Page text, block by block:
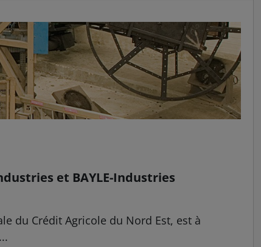
et BAYLE-Industries
du Crédit Agricole du Nord Est, est à